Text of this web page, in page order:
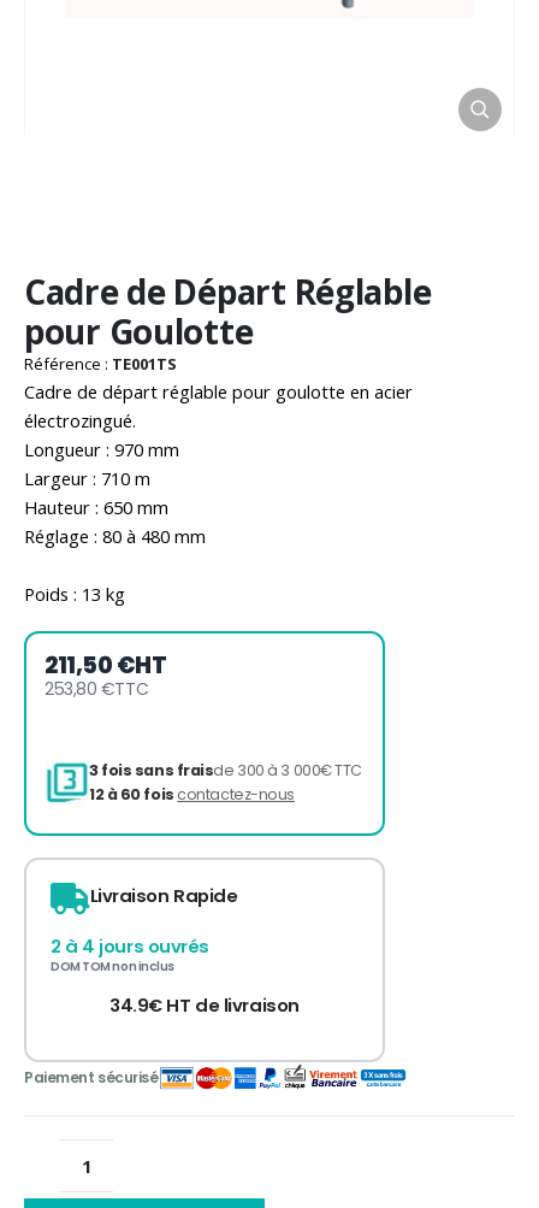
au
début
de
la
Galerie
d’images
Cadre de Départ Réglable
pour Goulotte
Référence : TE001TS
Cadre de départ réglable pour goulotte en acier
électrozingué.
Longueur : 970 mm
Largeur : 710 m
Hauteur : 650 mm
Réglage : 80 à 480 mm
Poids : 13 kg
211,50 €HT
253,80 €TTC
12 à 60 foiscontactez-nous
Livraison Rapide
2 à 4 jours ouvrés
DOM TOM non inclus
34.9€ HT de livraison